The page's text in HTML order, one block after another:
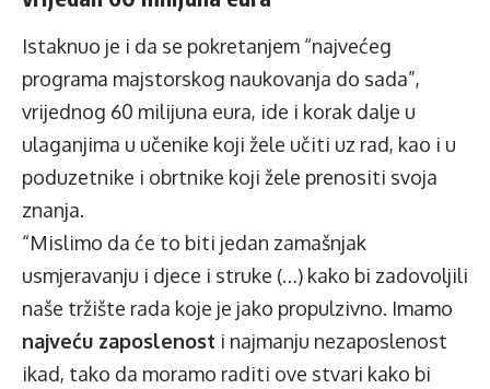
Istaknuo je i da se pokretanjem “najvećeg
programa majstorskog naukovanja do sada”,
vrijednog 60 milijuna eura, ide i korak dalje u
ulaganjima u učenike koji žele učiti uz rad, kao i u
poduzetnike i obrtnike koji žele prenositi svoja
znanja.
“Mislimo da će to biti jedan zamašnjak
usmjeravanju i djece i struke (…) kako bi zadovoljili
naše tržište rada koje je jako propulzivno. Imamo
najveću zaposlenost i najmanju nezaposlenost
ikad, tako da moramo raditi ove stvari kako bi